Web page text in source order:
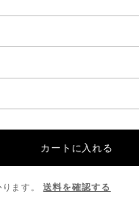
カートに入れる
ます。 送料を確認する